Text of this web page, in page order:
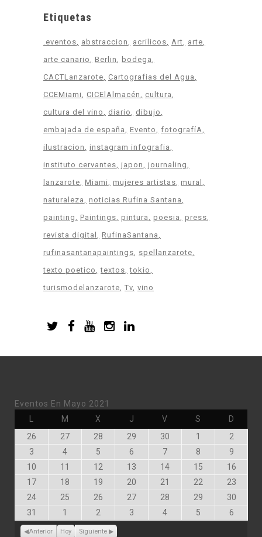
Etiquetas
.eventos abstraccion acrilicos Art
arte
arte canario
Berlin
bodega
CACTLanzarote
Cartografias del Agua
CCEMiami
CICElAlmacén
cultura
cultura del vino
diario
dibujo
embajada de españa
Evento
fotografíA
ilustracion
instagram infografia
instituto cervantes japon
journaling
lanzarote Miami mujeres artistas mural
naturaleza
noticias Rufina Santana
painting
Paintings pintura poesia
press
revista digital
RufinaSantana
rufinasantanapaintings
spellanzarote
texto poetico
textos tokio
turismodelanzarote Tv vino
Eventos En Mayo 2021
MMartes X Miércoles
JJueves VViernes S D
26
26,
27Abril
27,
28
28,
29
29,
30
30,
1
1,
2Mayo
2,
2021
3
3,
2021
4Mayo
4,
2021
5
5,
2021
6
6,
2021
7Mayo
7,
2021
8
8,
2021
9Mayo
9,
2021
10
10,
11
11,
12
12,
13
13,
14Mayo
14,
15
15,
2021
16Mayo
16,
2021
17Mayo
17,
2021
18
18,
19
19,
20
20,
21
21,
22
22,
23Mayo
23,
2021
24Mayo
24,
25
25,
26
26,
27Mayo
27,
28
28,
29
29,
30Mayo
30,
31
31,
2021
1
1,
2021
2
2,
2021
3
3,
4Junio
4,
5
5,
6Junio
6,
Anterior Hoy Siguiente